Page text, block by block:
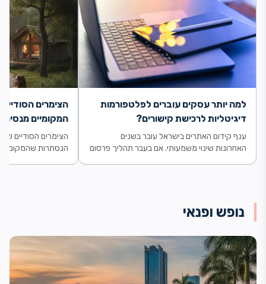
למה יותר עסקים עוברים לפלטפורמות
דיגיטליות לרכישת קישורים?
ענף קידום האתרים בישראל עובר בשנים
האחרונות שינוי משמעותי. אם בעבר תהליך פרסום
הצימרים
המקומיים
הצימרים הסודיים של
הנסתרות
נופש ופנאי